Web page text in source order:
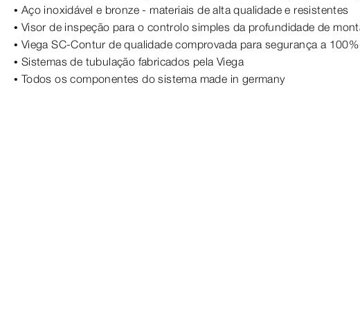
• Aço inoxidável e bronze - materiais de alta qualidade e resistentes
• Visor de inspeção para o controlo simples da profundidade de
• Viega SC-Contur de qualidade comprovada para segurança a 100%
• Sistemas de tubulação fabricados pela Viega
• Todos os componentes do sistema made in germany